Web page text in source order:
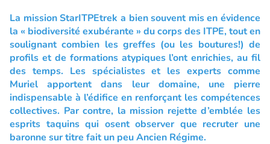
La mission StarITPEtrek a bien souvent mis en évidence
la « biodiversité exubérante » du corps des ITPE, tout en
soulignant combien les greffes (ou les boutures!) de
profils et de formations atypiques l’ont enrichies, au fil
des temps. Les spécialistes et les experts comme
Muriel apportent dans leur domaine, une pierre
indispensable à l’édifice en renforçant les compétences
collectives. Par contre, la mission rejette d’emblée les
esprits taquins qui osent observer que recruter une
baronne sur titre fait un peu Ancien Régime.